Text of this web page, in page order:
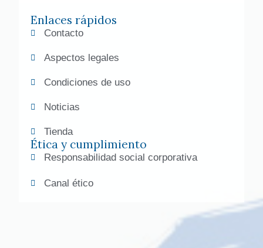
Enlaces rápidos
Contacto
Aspectos legales
Condiciones de uso
Noticias
Tienda
Ética y cumplimiento
Responsabilidad social corporativa
Canal ético